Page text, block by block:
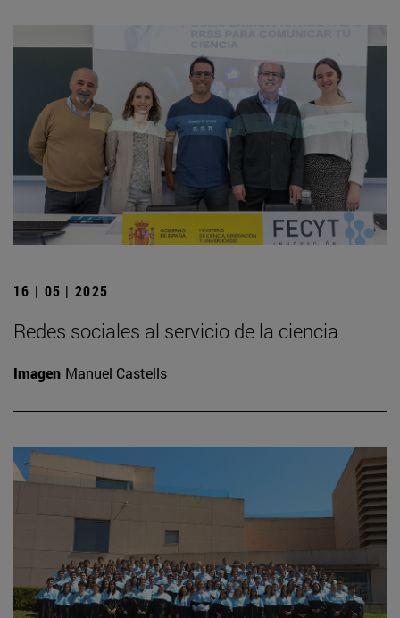
16 | 05 | 2025
Redes sociales al servicio de la ciencia
Imagen Manuel Castells